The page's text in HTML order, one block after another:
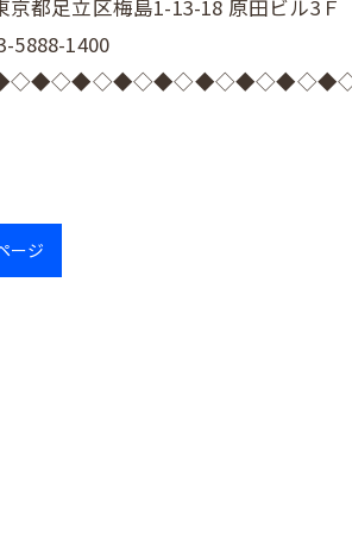
京都足立区梅島1-13-18 原田ビル3Ｆ
5888-1400
ージ